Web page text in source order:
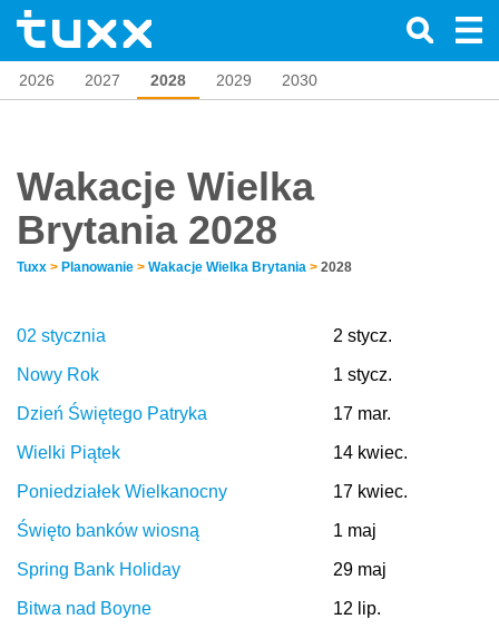
2026 2027 2028 2029 2030
Wakacje Wielka
Brytania 2028
Tuxx > Planowanie > Wakacje Wielka Brytania > 2028
02 stycznia 2 stycz.
Nowy Rok 1 stycz.
Dzień Świętego Patryka 17 mar.
Wielki Piątek 14 kwiec.
Poniedziałek Wielkanocny 17 kwiec.
Święto banków wiosną 1 maj
Spring Bank Holiday 29 maj
Bitwa nad Boyne 12 lip.